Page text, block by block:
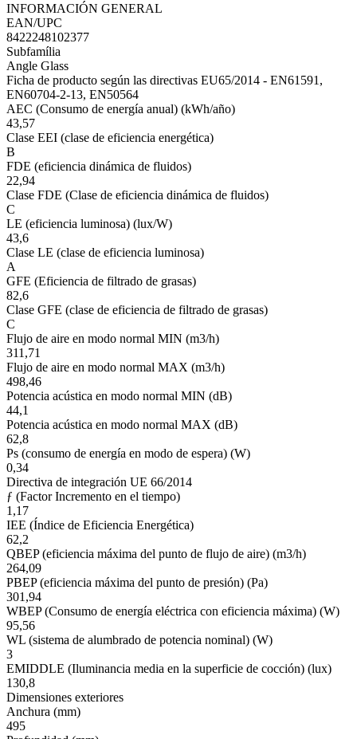
INFORMACIÓN GENERAL
EAN/UPC
8422248102377
Subfamília
Angle Glass
Ficha de producto según las directivas EU65/2014 - EN61591,
EN60704-2-13, EN50564
AEC (Consumo de energía anual) (kWh/año)
43,57
Clase EEI (clase de eficiencia energética)
B
FDE (eficiencia dinámica de fluidos)
22,94
Clase FDE (Clase de eficiencia dinámica de fluidos)
C
LE (eficiencia luminosa) (lux/W)
43,6
Clase LE (clase de eficiencia luminosa)
A
GFE (Eficiencia de filtrado de grasas)
82,6
Clase GFE (clase de eficiencia de filtrado de grasas)
C
Flujo de aire en modo normal MIN (m3/h)
311,71
Flujo de aire en modo normal MAX (m3/h)
498,46
Potencia acústica en modo normal MIN (dB)
44,1
Potencia acústica en modo normal MAX (dB)
62,8
Ps (consumo de energía en modo de espera) (W)
0,34
Directiva de integración UE 66/2014
ƒ (Factor Incremento en el tiempo)
1,17
IEE (Índice de Eficiencia Energética)
62,2
QBEP (eficiencia máxima del punto de flujo de aire) (m3/h)
264,09
PBEP (eficiencia máxima del punto de presión) (Pa)
301,94
WBEP (Consumo de energía eléctrica con eficiencia máxima) (W)
95,56
WL (sistema de alumbrado de potencia nominal) (W)
3
EMIDDLE (Iluminancia media en la superficie de cocción) (lux)
130,8
Dimensiones exteriores
Anchura (mm)
495